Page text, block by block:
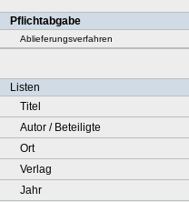
Pflichtabgabe
Ablieferungsverfahren
Listen
Titel
Autor / Beteiligte
Ort
Verlag
Jahr